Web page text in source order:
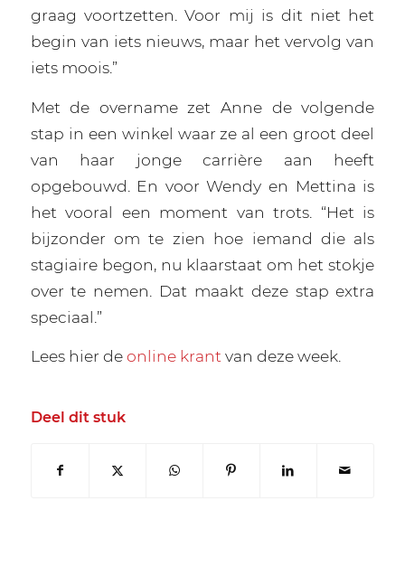
graag voortzetten. Voor mij is dit niet het
begin van iets nieuws, maar het vervolg van
iets moois.”
Met de overname zet Anne de volgende
stap in een winkel waar ze al een groot deel
van haar jonge carrière aan heeft
opgebouwd. En voor Wendy en Mettina is
het vooral een moment van trots. “Het is
bijzonder om te zien hoe iemand die als
stagiaire begon, nu klaarstaat om het stokje
over te nemen. Dat maakt deze stap extra
speciaal.”
Lees hier deonline krant van deze week.
Deel dit stuk